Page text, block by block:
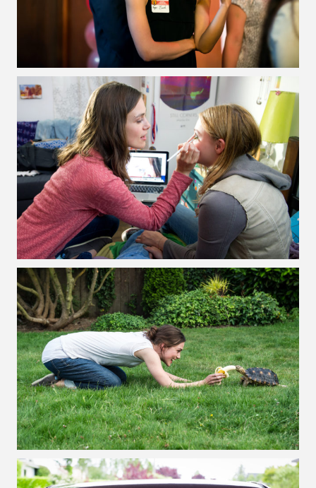
VOIR LA PHOTO EN GRAND FORMAT
VOIR LA PHOTO EN GRAND FORMAT